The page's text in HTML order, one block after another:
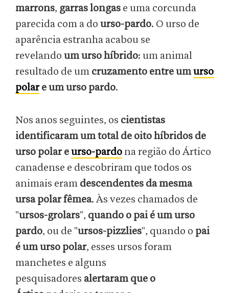
marrons, garras longas e uma corcunda
parecida com a do urso-pardo. O urso de
aparência estranha acabou se
revelando um urso híbrido: um animal
resultado de um cruzamento entre umurso
polare um urso pardo.
Nos anos seguintes, os cientistas
identificaram um total de oito híbridos de
urso polar eurso-pardo na região do Ártico
canadense e descobriram que todos os
animais eram descendentes da mesma
ursa polar fêmea. Às vezes chamados de
"ursos-grolars", quando o pai é um urso
pardo, ou de "ursos-pizzlies", quando o pai
é um urso polar, esses ursos foram
manchetes e alguns
pesquisadores alertaram que o